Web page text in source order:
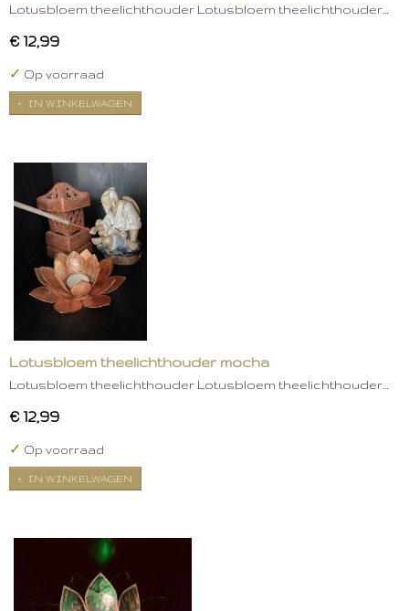
Lotusbloem theelichthouder Lotusbloem theelichthouder…
€ 12,99
✓ Op voorraad
IN WINKELWAGEN
Lotusbloem theelichthouder mocha
Lotusbloem theelichthouder Lotusbloem theelichthouder…
€ 12,99
✓ Op voorraad
IN WINKELWAGEN